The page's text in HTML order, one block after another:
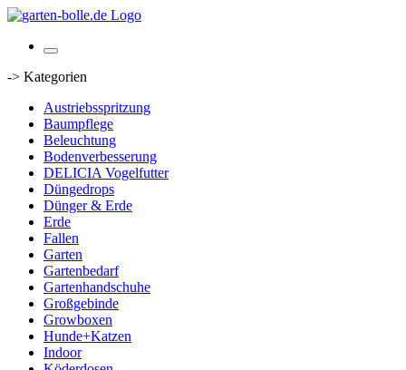
-> Kategorien
Austriebsspritzung
Baumpflege
Beleuchtung
Bodenverbesserung
DELICIA Vogelfutter
Düngedrops
Dünger & Erde
Erde
Fallen
Garten
Gartenbedarf
Gartenhandschuhe
Großgebinde
Growboxen
Hunde+Katzen
Indoor